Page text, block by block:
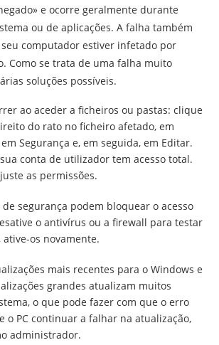
e ocorre geralmente durante
ou de aplicações. A falha também
computador estiver infetado por
Como se trata de uma falha muito
soluções possíveis.
ao aceder a ficheiros ou pastas: clique
do rato no ficheiro afetado, em
Segurança e, em seguida, em Editar.
conta de utilizador tem acesso total.
as permissões.
segurança podem bloquear o acesso
o antivírus ou a firewall para testar
ative-os novamente.
mais recentes para o Windows e
grandes atualizam muitos
o que pode fazer com que o erro
o PC continuar a falhar na atualização,
administrador.